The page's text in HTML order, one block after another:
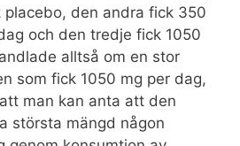
den andra fick 350
och den tredje fick 1050
alltså om en stor
som fick 1050 mg per dag,
man kan anta att den
största mängd någon